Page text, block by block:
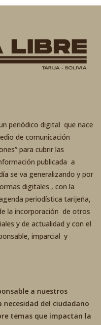
periódico digital que nace
de comunicación
para cubrir las
publicada a
se va generalizando y por
digitales , con la
periodística tarijeña,
la incorporación de otros
y de actualidad y con el
imparcial y
a nuestros
del ciudadano
temas que impactan la